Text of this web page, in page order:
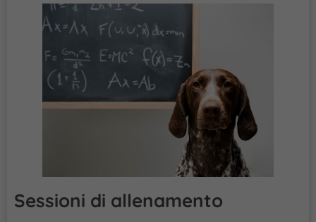
Sessioni di allenamento